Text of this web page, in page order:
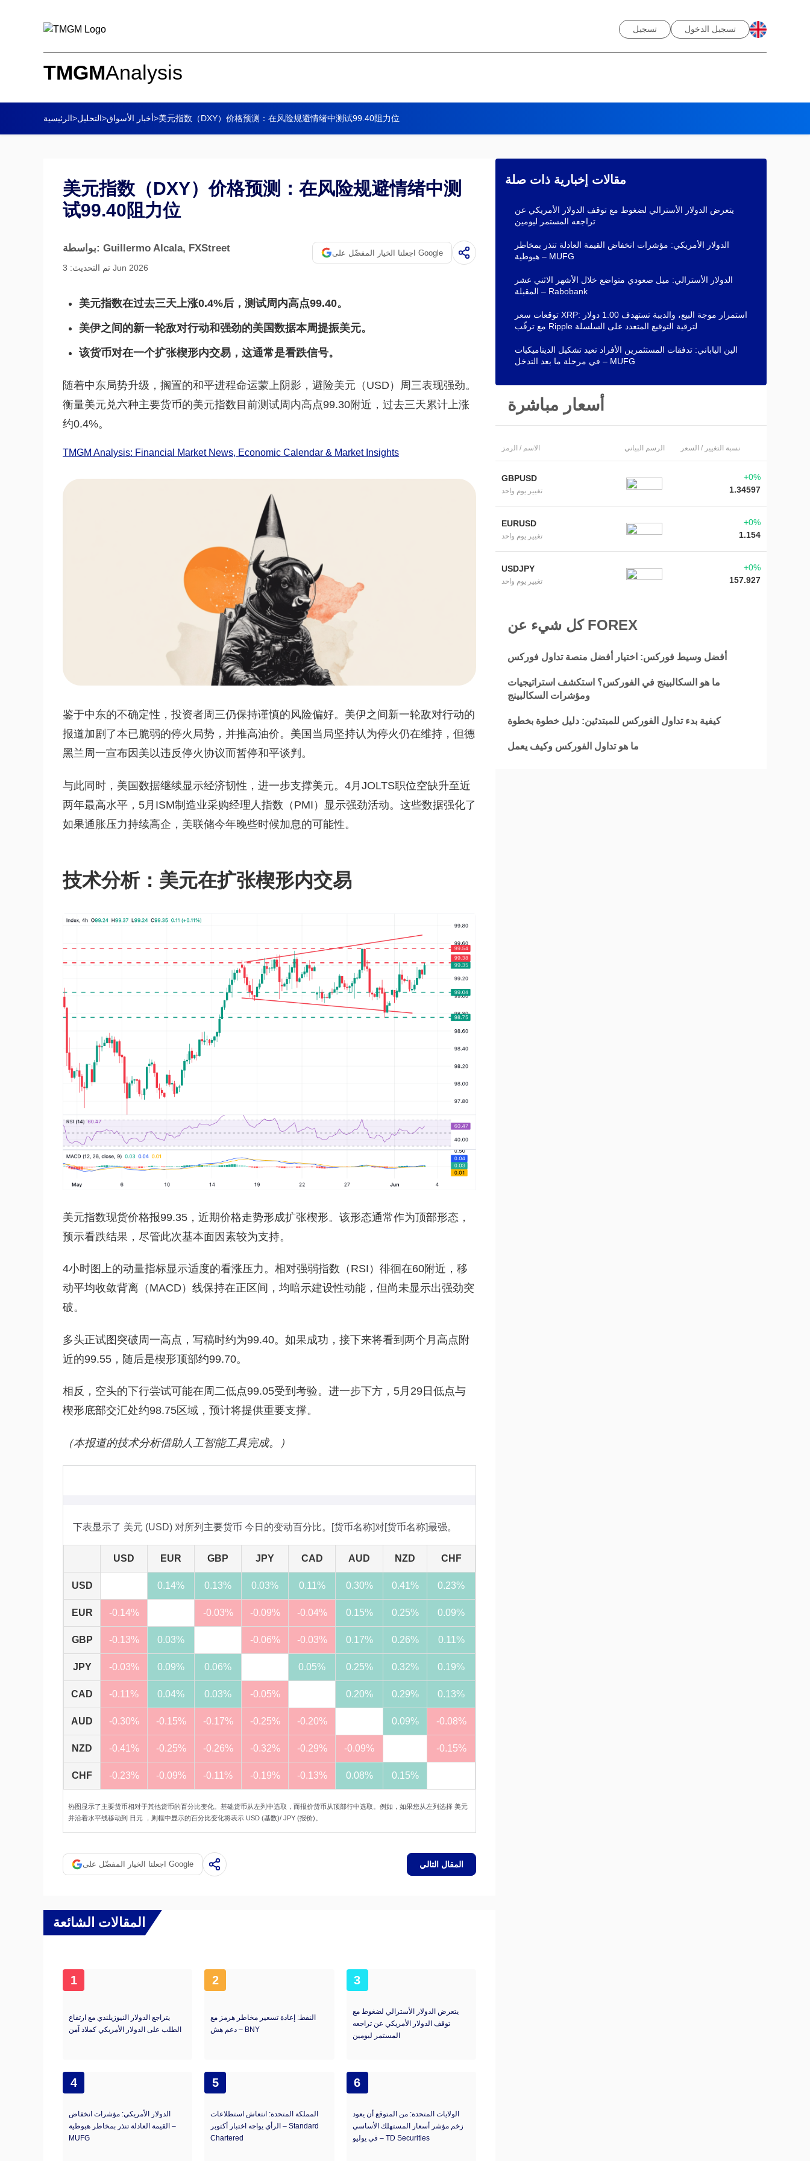
تسجيل تسجيل الدخول
TMGMAnalysis
الرئيسية>التحليل>أخبار الأسواق>美元指数（DXY）价格预测：在风险规避情绪中测试99.40阻力位
美元指数（DXY）价格预测：在风险规避情绪中测
试99.40阻力位
بواسطة: Guillermo Alcala, FXStreet
تم التحديث: 3 Jun 2026
اجعلنا الخيار المفضّل على Google
美元指数在过去三天上涨0.4%后，测试周内高点99.40。
美伊之间的新一轮敌对行动和强劲的美国数据本周提振美元。
该货币对在一个扩张楔形内交易，这通常是看跌信号。
随着中东局势升级，搁置的和平进程命运蒙上阴影，避险美元（USD）周三表现强劲。
衡量美元兑六种主要货币的美元指数目前测试周内高点99.30附近，过去三天累计上涨
约0.4%。
TMGM Analysis: Financial Market News, Economic Calendar & Market Insights
鉴于中东的不确定性，投资者周三仍保持谨慎的风险偏好。美伊之间新一轮敌对行动的
报道加剧了本已脆弱的停火局势，并推高油价。美国当局坚持认为停火仍在维持，但德
黑兰周一宣布因美以违反停火协议而暂停和平谈判。
与此同时，美国数据继续显示经济韧性，进一步支撑美元。4月JOLTS职位空缺升至近
两年最高水平，5月ISM制造业采购经理人指数（PMI）显示强劲活动。这些数据强化了
如果通胀压力持续高企，美联储今年晚些时候加息的可能性。
技术分析：美元在扩张楔形内交易
美元指数现货价格报99.35，近期价格走势形成扩张楔形。该形态通常作为顶部形态，
预示看跌结果，尽管此次基本面因素较为支持。
4小时图上的动量指标显示适度的看涨压力。相对强弱指数（RSI）徘徊在60附近，移
动平均收敛背离（MACD）线保持在正区间，均暗示建设性动能，但尚未显示出强劲突
破。
多头正试图突破周一高点，写稿时约为99.40。如果成功，接下来将看到两个月高点附
近的99.55，随后是楔形顶部约99.70。
相反，空头的下行尝试可能在周二低点99.05受到考验。进一步下方，5月29日低点与
楔形底部交汇处约98.75区域，预计将提供重要支撑。
（本报道的技术分析借助人工智能工具完成。）
下表显示了 美元 (USD) 对所列主要货币 今日的变动百分比。[货币名称]对[货币名称]最强。
USD EUR GBP JPY CAD AUD NZD CHF
USD 0.14% 0.13% 0.03% 0.11% 0.30% 0.41% 0.23%
EUR -0.14% -0.03% -0.09% -0.04% 0.15% 0.25% 0.09%
GBP -0.13% 0.03% -0.06% -0.03% 0.17% 0.26% 0.11%
JPY -0.03% 0.09% 0.06% 0.05% 0.25% 0.32% 0.19%
CAD -0.11% 0.04% 0.03% -0.05% 0.20% 0.29% 0.13%
AUD -0.30% -0.15% -0.17% -0.25% -0.20% 0.09% -0.08%
NZD -0.41% -0.25% -0.26% -0.32% -0.29% -0.09% -0.15%
CHF -0.23% -0.09% -0.11% -0.19% -0.13% 0.08% 0.15%
热图显示了主要货币相对于其他货币的百分比变化。基础货币从左列中选取，而报价货币从顶部行中选取。例如，如果您从左列选择 美元
并沿着水平线移动到 日元 ，则框中显示的百分比变化将表示 USD (基数)/ JPY (报价)。
اجعلنا الخيار المفضّل على Google المقال التالي
المقالات الشائعة
1
يتراجع الدولار النيوزيلندي مع ارتفاع
الطلب على الدولار الأمريكي كملاذ آمن
2
النفط: إعادة تسعير مخاطر هرمز مع
دعم هش – BNY
3
يتعرض الدولار الأسترالي لضغوط مع
توقف الدولار الأمريكي عن تراجعه
المستمر ليومين
4
الدولار الأمريكي: مؤشرات انخفاض
القيمة العادلة تنذر بمخاطر هبوطية –
MUFG
5
المملكة المتحدة: انتعاش استطلاعات
الرأي يواجه اختبار أكتوبر – Standard
Chartered
6
الولايات المتحدة: من المتوقع أن يعود
زخم مؤشر أسعار المستهلك الأساسي
في يوليو – TD Securities
مقالات إخبارية ذات صلة
يتعرض الدولار الأسترالي لضغوط مع توقف الدولار الأمريكي عن
تراجعه المستمر ليومين
الدولار الأمريكي: مؤشرات انخفاض القيمة العادلة تنذر بمخاطر
هبوطية – MUFG
الدولار الأسترالي: ميل صعودي متواضع خلال الأشهر الاثني عشر
المقبلة – Rabobank
توقعات سعر XRP: استمرار موجة البيع، والدببة تستهدف 1.00 دولار
مع ترقّب Ripple لترقية التوقيع المتعدد على السلسلة
الين الياباني: تدفقات المستثمرين الأفراد تعيد تشكيل الديناميكيات
في مرحلة ما بعد التدخل – MUFG
أسعار مباشرة
الاسم / الرمز الرسم البياني نسبة التغيير / السعر
GBPUSD
تغيير يوم واحد
+0%
1.34597
EURUSD
تغيير يوم واحد
+0%
1.154
USDJPY
تغيير يوم واحد
+0%
157.927
كل شيء عن FOREX
أفضل وسيط فوركس: اختيار أفضل منصة تداول فوركس
ما هو السكالبينج في الفوركس؟ استكشف استراتيجيات
ومؤشرات السكالبينج
كيفية بدء تداول الفوركس للمبتدئين: دليل خطوة بخطوة
ما هو تداول الفوركس وكيف يعمل